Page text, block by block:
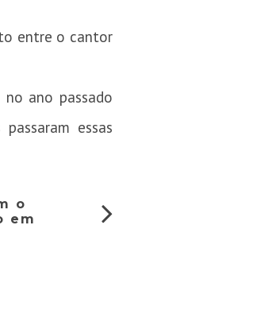
entre o cantor
ano passado
essas
o
em